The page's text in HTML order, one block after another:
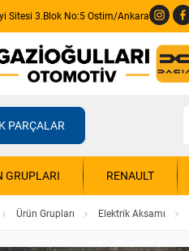
Sitesi 3.Blok No:5 Ostim/Ankara
PARÇALAR
GRUPLARI RENAULT
Ürün Grupları Elektrik Aksamı